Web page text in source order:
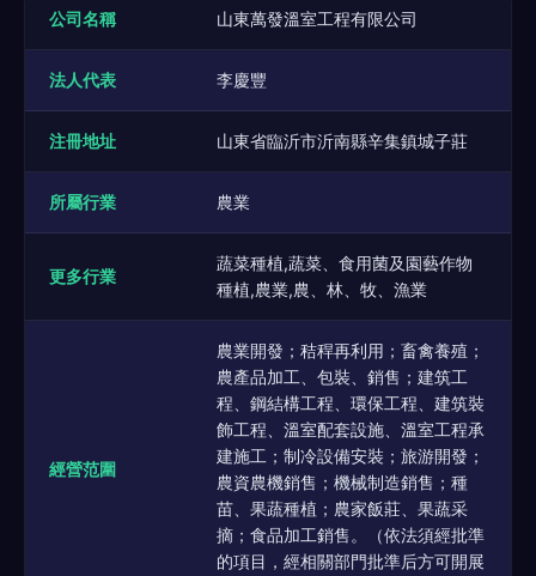
公司名稱 山東萬發溫室工程有限公司
法人代表 李慶豐
注冊地址 山東省臨沂市沂南縣辛集鎮城子莊
所屬行業 農業
更多行業
蔬菜種植,蔬菜、食用菌及園藝作物
種植,農業,農、林、牧、漁業
經營范圍
農業開發；秸稈再利用；畜禽養殖；
農產品加工、包裝、銷售；建筑工
程、鋼結構工程、環保工程、建筑裝
飾工程、溫室配套設施、溫室工程承
建施工；制冷設備安裝；旅游開發；
農資農機銷售；機械制造銷售；種
苗、果蔬種植；農家飯莊、果蔬采
摘；食品加工銷售。（依法須經批準
的項目，經相關部門批準后方可開展